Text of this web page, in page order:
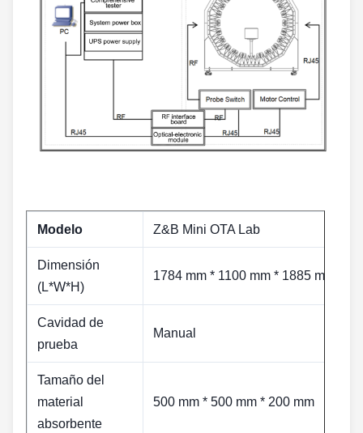
Modelo Z&B Mini OTA Lab
Dimensión
(L*W*H)
1784 mm * 1100 mm * 1885 mm
Cavidad de
prueba
Manual
Tamaño del
material
absorbente
500 mm * 500 mm * 200 mm